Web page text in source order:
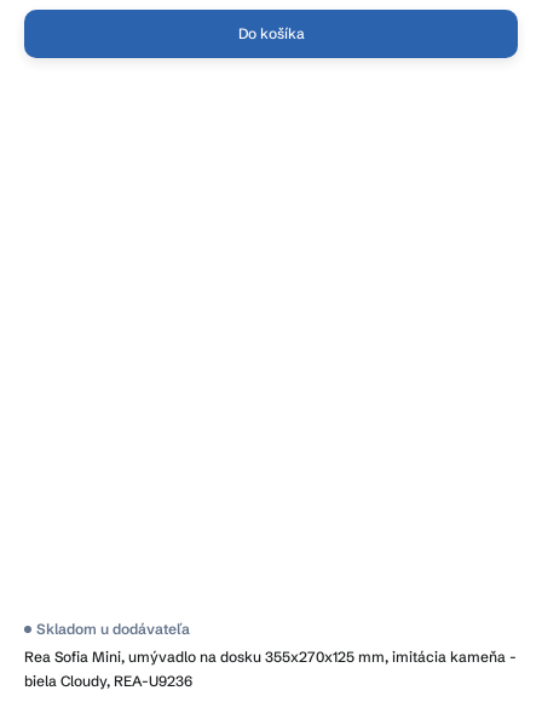
Do košíka
Rea Sofia Mini, umývadlo na dosku 355x270x125 mm, imitácia kameňa -
biela Cloudy, REA-U9236
Skladom u dodávateľa